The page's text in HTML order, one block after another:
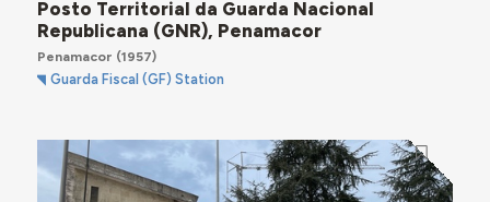
Posto Territorial da Guarda Nacional
Republicana (GNR), Penamacor
Penamacor (1957)
Guarda Fiscal (GF) Station